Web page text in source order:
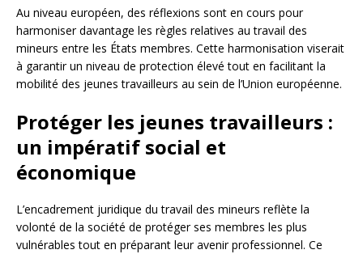
Au niveau européen, des réflexions sont en cours pour
harmoniser davantage les règles relatives au travail des
mineurs entre les États membres. Cette harmonisation viserait
à garantir un niveau de protection élevé tout en facilitant la
mobilité des jeunes travailleurs au sein de l’Union européenne.
Protéger les jeunes travailleurs :
un impératif social et
économique
L’encadrement juridique du travail des mineurs reflète la
volonté de la société de protéger ses membres les plus
vulnérables tout en préparant leur avenir professionnel. Ce